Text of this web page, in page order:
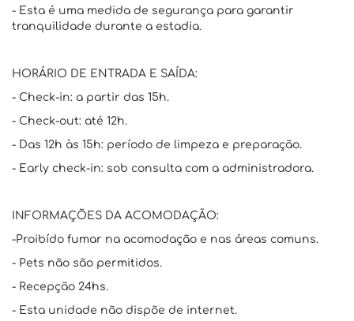
- Esta é uma medida de segurança para garantir
tranquilidade durante a estadia.
HORÁRIO DE ENTRADA E SAÍDA:
- Check-in: a partir das 15h.
- Check-out: até 12h.
- Das 12h às 15h: período de limpeza e preparação.
- Early check-in: sob consulta com a administradora.
INFORMAÇÕES DA ACOMODAÇÃO:
-Proibído fumar na acomodação e nas áreas comuns.
- Pets não são permitidos.
- Recepção 24hs.
- Esta unidade não dispõe de internet.